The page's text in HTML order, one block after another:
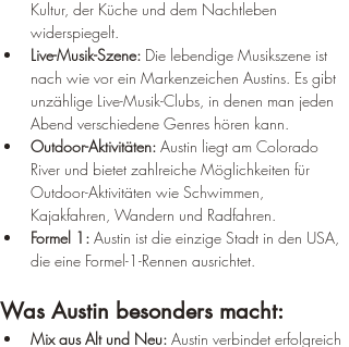
Kultur, der Küche und dem Nachtleben
widerspiegelt.
Live-Musik-Szene: Die lebendige Musikszene ist
nach wie vor ein Markenzeichen Austins. Es gibt
unzählige Live-Musik-Clubs, in denen man jeden
Abend verschiedene Genres hören kann.
Outdoor-Aktivitäten: Austin liegt am Colorado
River und bietet zahlreiche Möglichkeiten für
Outdoor-Aktivitäten wie Schwimmen,
Kajakfahren, Wandern und Radfahren.
Formel 1: Austin ist die einzige Stadt in den USA,
die eine Formel-1-Rennen ausrichtet.
Was Austin besonders macht:
Mix aus Alt und Neu: Austin verbindet erfolgreich